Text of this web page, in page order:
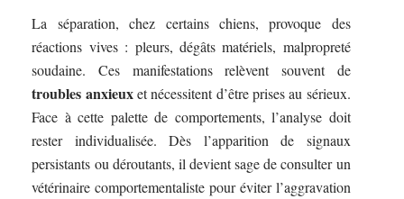
La séparation, chez certains chiens, provoque des
réactions vives : pleurs, dégâts matériels, malpropreté
soudaine. Ces manifestations relèvent souvent de
troubles anxieuxet nécessitent d’être prises au sérieux.
Face à cette palette de comportements, l’analyse doit
rester individualisée. Dès l’apparition de signaux
persistants ou déroutants, il devient sage de consulter un
vétérinaire comportementaliste pour éviter l’aggravation